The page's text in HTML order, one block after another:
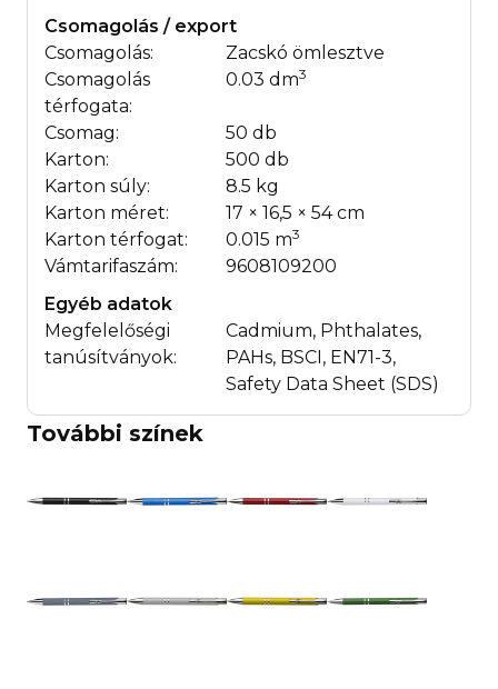
Csomagolás / export
Csomagolás:
Zacskó ömlesztve
Csomagolás
térfogata:
0.03 dm3
Csomag:
50 db
Karton:
500 db
Karton súly:
8.5 kg
Karton méret:
17 × 16,5 × 54 cm
Karton térfogat:
0.015 m3
Vámtarifaszám:
9608109200
Egyéb adatok
Megfelelőségi
tanúsítványok:
Cadmium, Phthalates,
PAHs, BSCI, EN71-3,
Safety Data Sheet (SDS)
További színek